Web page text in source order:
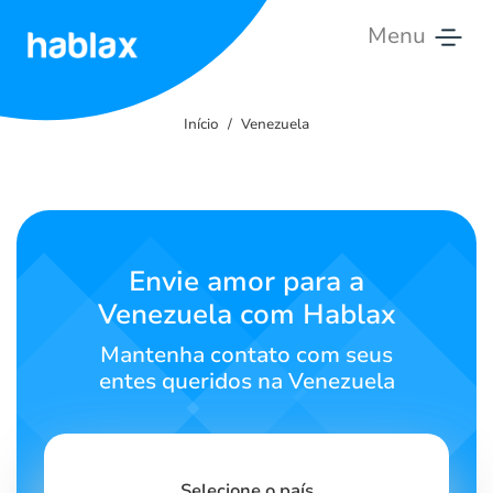
Menu
Fale
Conosco
Português
SIGN IN
Início Venezuela
Envie amor para a
Venezuela com Hablax
Mantenha contato com seus
entes queridos na Venezuela